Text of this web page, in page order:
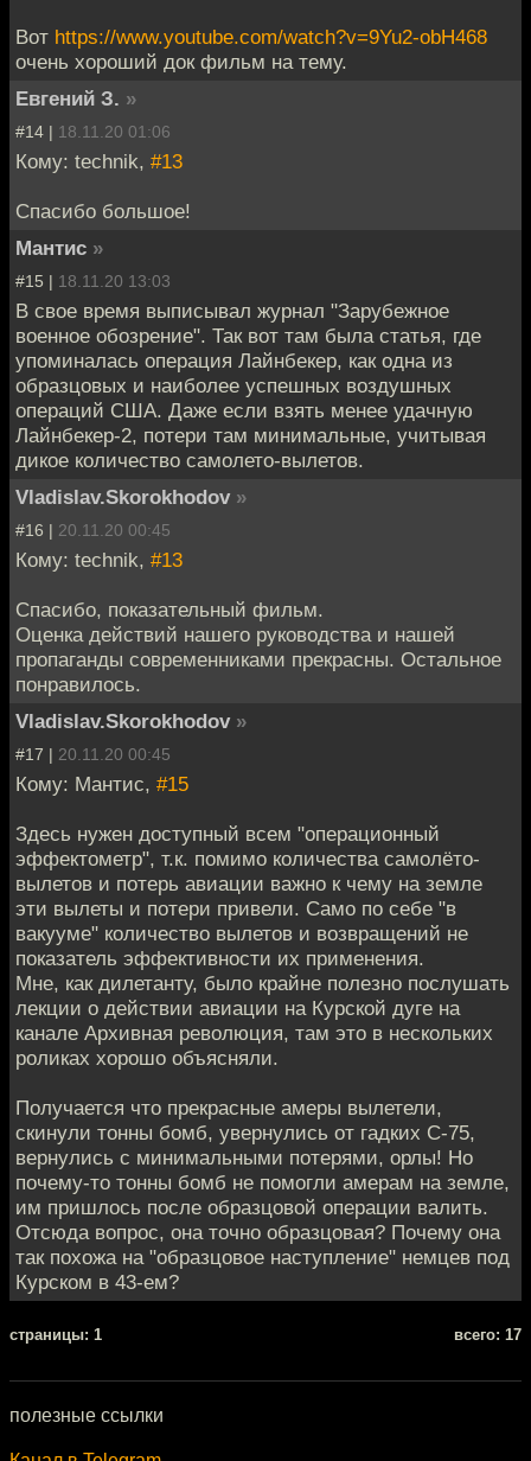
Вот https://www.youtube.com/watch?v=9Yu2-obH468
очень хороший док фильм на тему.
Евгений З. »
#14 | 18.11.20 01:06
Кому: technik, #13
Спасибо большое!
Мантис »
#15 | 18.11.20 13:03
В свое время выписывал журнал "Зарубежное
военное обозрение". Так вот там была статья, где
упоминалась операция Лайнбекер, как одна из
образцовых и наиболее успешных воздушных
операций США. Даже если взять менее удачную
Лайнбекер-2, потери там минимальные, учитывая
дикое количество самолето-вылетов.
Vladislav.Skorokhodov »
#16 | 20.11.20 00:45
Кому: technik, #13
Спасибо, показательный фильм.
Оценка действий нашего руководства и нашей
пропаганды современниками прекрасны. Остальное
понравилось.
Vladislav.Skorokhodov »
#17 | 20.11.20 00:45
Кому: Мантис, #15
Здесь нужен доступный всем "операционный
эффектометр", т.к. помимо количества самолёто-
вылетов и потерь авиации важно к чему на земле
эти вылеты и потери привели. Само по себе "в
вакууме" количество вылетов и возвращений не
показатель эффективности их применения.
Мне, как дилетанту, было крайне полезно послушать
лекции о действии авиации на Курской дуге на
канале Архивная революция, там это в нескольких
роликах хорошо объясняли.
Получается что прекрасные амеры вылетели,
скинули тонны бомб, увернулись от гадких С-75,
вернулись с минимальными потерями, орлы! Но
почему-то тонны бомб не помогли амерам на земле,
им пришлось после образцовой операции валить.
Отсюда вопрос, она точно образцовая? Почему она
так похожа на "образцовое наступление" немцев под
Курском в 43-ем?
cтраницы: 1 всего: 17
полезные ссылки